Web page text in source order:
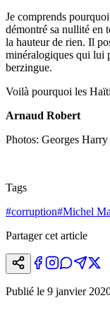
Je comprends
démontré sa nullité en
la hauteur de rien. Il
minéralogiques qui lui
berzingue.
Voilà pourquoi les
Arnaud Robert
Photos: Georges
Tags
#corruption#Michel
Partager cet article
Publié le 9 janvier